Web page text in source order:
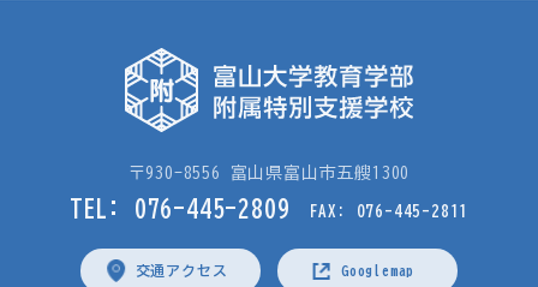
〒930-8556 富山県富山市五艘1300
TEL: 076-445-2809 FAX: 076-445-2811
交通アクセス Googlemap